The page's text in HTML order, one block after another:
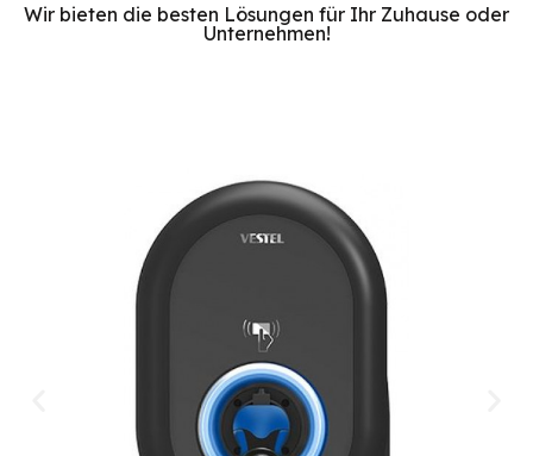
Wir bieten die besten Lösungen für Ihr Zuhause oder
Unternehmen!